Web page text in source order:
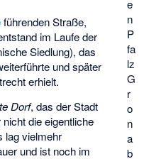
e
n
P
fa
lz
G
r
o
n
a
b
führenden Straße,
im Laufe der
Siedlung), das
und später
erhielt.
Dorf, das der Stadt
die eigentliche
lag vielmehr
und ist noch im